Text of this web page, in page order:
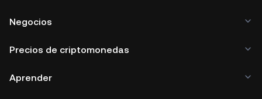
Negocios
Precios de criptomonedas
Aprender